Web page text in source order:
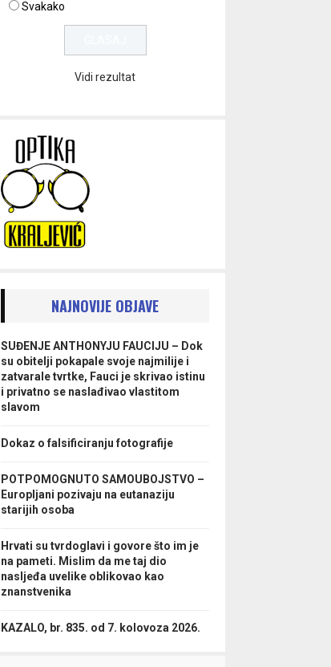
Svakako
Vidi rezultat
NAJNOVIJE OBJAVE
SUĐENJE ANTHONYJU FAUCIJU – Dok
su obitelji pokapale svoje najmilije i
zatvarale tvrtke, Fauci je skrivao istinu
i privatno se naslađivao vlastitom
slavom
Dokaz o falsificiranju fotografije
POTPOMOGNUTO SAMOUBOJSTVO –
Europljani pozivaju na eutanaziju
starijih osoba
Hrvati su tvrdoglavi i govore što im je
na pameti. Mislim da me taj dio
nasljeđa uvelike oblikovao kao
znanstvenika
KAZALO, br. 835. od 7. kolovoza 2026.